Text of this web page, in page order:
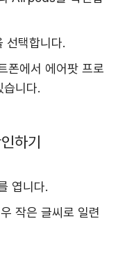
선택합니다.
폰에서 에어팟 프로
니다.
하기
엽니다.
작은 글씨로 일련